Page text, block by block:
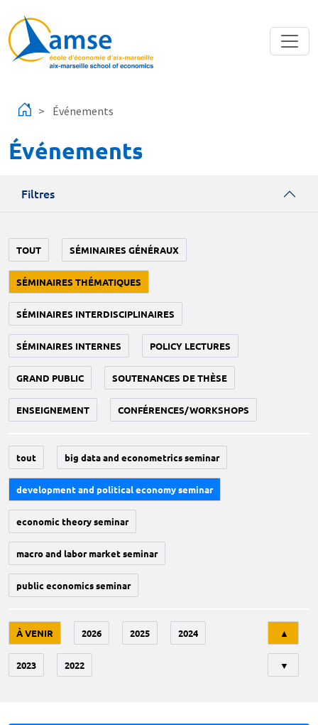
Événements
Événements
Filtres
TOUT SÉMINAIRES GÉNÉRAUX
SÉMINAIRES THÉMATIQUES
SÉMINAIRES INTERDISCIPLINAIRES
SÉMINAIRES INTERNES POLICY LECTURES
GRAND PUBLIC SOUTENANCES DE THÈSE
ENSEIGNEMENT CONFÉRENCES/WORKSHOPS
tout big data and econometrics seminar
development and political economy seminar
economic theory seminar
macro and labor market seminar
public economics seminar
À VENIR 2026 2025 2024
2023 2022
▲
▼